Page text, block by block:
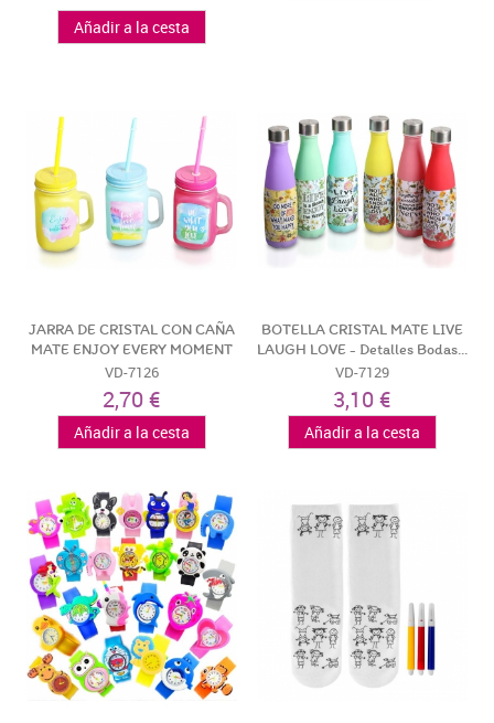
Añadir a la cesta
JARRA DE CRISTAL CON CAÑA
MATE ENJOY EVERY MOMENT
-...
VD-7126
2,70 €
Añadir a la cesta
BOTELLA CRISTAL MATE LIVE
LAUGH LOVE - Detalles Bodas...
VD-7129
3,10 €
Añadir a la cesta